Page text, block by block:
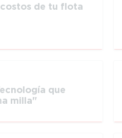
de tu flota
que
milla